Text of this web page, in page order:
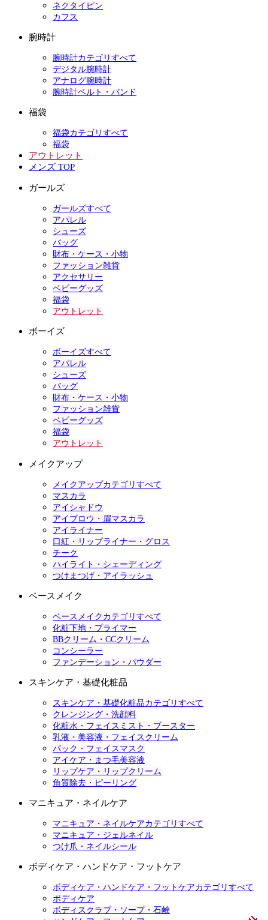
ネクタイピン
カフス
腕時計
腕時計カテゴリすべて
デジタル腕時計
アナログ腕時計
腕時計ベルト・バンド
福袋
福袋カテゴリすべて
福袋
アウトレット
メンズ TOP
ガールズ
ガールズすべて
アパレル
シューズ
バッグ
財布・ケース・小物
ファッション雑貨
アクセサリー
ベビーグッズ
福袋
アウトレット
ボーイズ
ボーイズすべて
アパレル
シューズ
バッグ
財布・ケース・小物
ファッション雑貨
ベビーグッズ
福袋
アウトレット
メイクアップ
メイクアップカテゴリすべて
マスカラ
アイシャドウ
アイブロウ・眉マスカラ
アイライナー
口紅・リップライナー・グロス
チーク
ハイライト・シェーディング
つけまつげ・アイラッシュ
ベースメイク
ベースメイクカテゴリすべて
化粧下地・プライマー
BBクリーム・CCクリーム
コンシーラー
ファンデーション・パウダー
スキンケア・基礎化粧品
スキンケア・基礎化粧品カテゴリすべて
クレンジング・洗顔料
化粧水・フェイスミスト・ブースター
乳液・美容液・フェイスクリーム
パック・フェイスマスク
アイケア・まつ毛美容液
リップケア・リップクリーム
角質除去・ピーリング
マニキュア・ネイルケア
マニキュア・ネイルケアカテゴリすべて
マニキュア・ジェルネイル
つけ爪・ネイルシール
ボディケア・ハンドケア・フットケア
ボディケア・ハンドケア・フットケアカテゴリすべて
ボディケア
ボディスクラブ・ソープ・石鹸